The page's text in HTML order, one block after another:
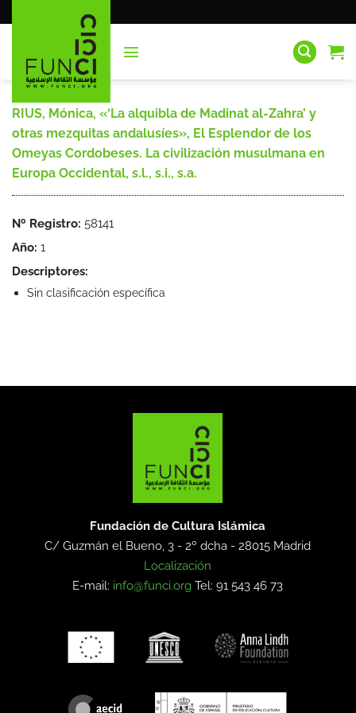
al
RIUS, Mónica, «‘La alquibla de Madinat al-Zahra’ y
otras mezquitas andalusíes», El Esplendor de los
Omeyas Cordobeses. La civilización musulmana en
Europa Occidental, s.l., s.i., s.a.
Nº Registro: 58141
Año: 1
Descriptores:
Sin clasificación específica
Fundación de Cultura Islámica
C/ Guzmán el Bueno, 3 - 2º dcha -28015 Madrid
Localización
E-mail: info@funci.org Tel: 91 543 46 73